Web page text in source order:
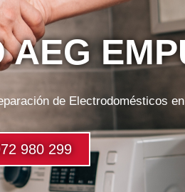
AEG
de Electrodomésticos
980 299